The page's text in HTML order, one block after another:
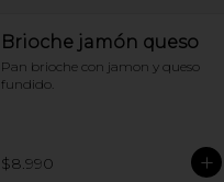
Brioche jamón queso
Pan brioche con jamon y queso
fundido.
$8.990